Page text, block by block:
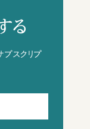
る
ブスクリプ